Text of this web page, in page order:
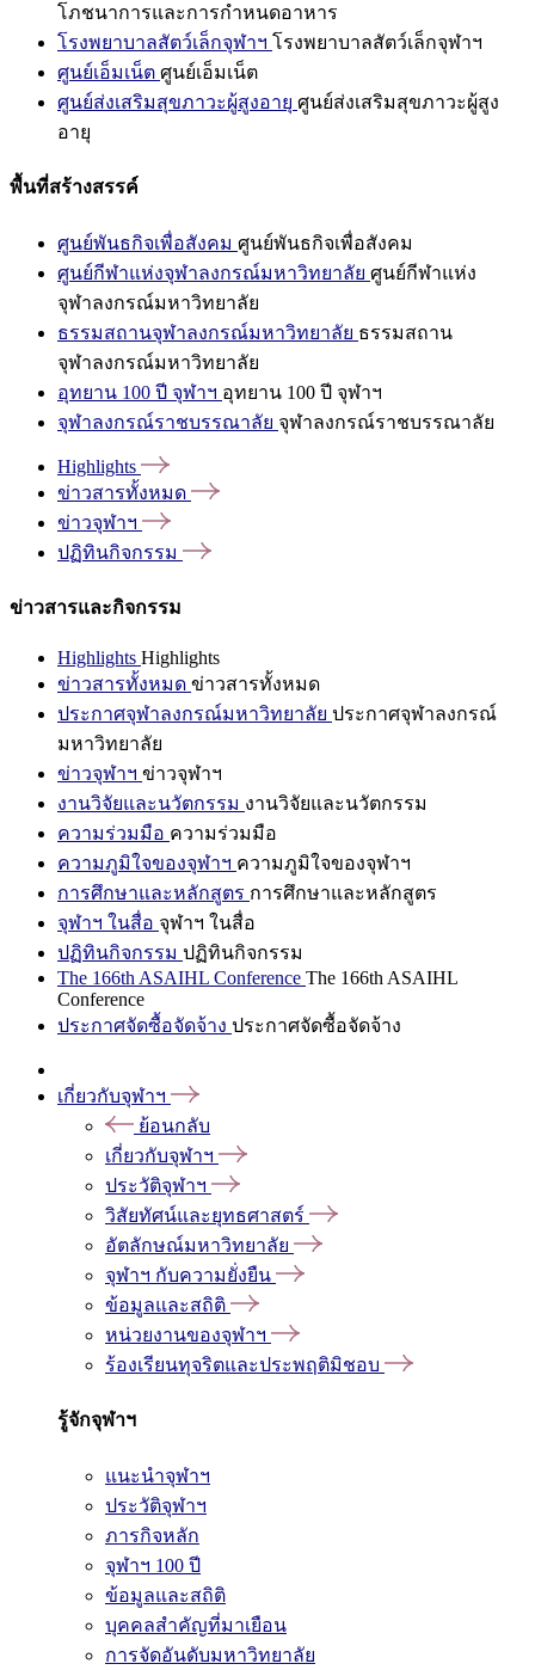
โภชนาการและการกำหนดอาหาร
โรงพยาบาลสัตว์เล็กจุฬาฯ โรงพยาบาลสัตว์เล็กจุฬาฯ
ศูนย์เอ็มเน็ต ศูนย์เอ็มเน็ต
ศูนย์ส่งเสริมสุขภาวะผู้สูงอายุ ศูนย์ส่งเสริมสุขภาวะผู้สูง
อายุ
พื้นที่สร้างสรรค์
ศูนย์พันธกิจเพื่อสังคม ศูนย์พันธกิจเพื่อสังคม
ศูนย์กีฬาแห่งจุฬาลงกรณ์มหาวิทยาลัย ศูนย์กีฬาแห่ง
จุฬาลงกรณ์มหาวิทยาลัย
ธรรมสถานจุฬาลงกรณ์มหาวิทยาลัย ธรรมสถาน
จุฬาลงกรณ์มหาวิทยาลัย
อุทยาน 100 ปี จุฬาฯ อุทยาน 100 ปี จุฬาฯ
จุฬาลงกรณ์ราชบรรณาลัย จุฬาลงกรณ์ราชบรรณาลัย
Highlights
ข่าวสารทั้งหมด
ข่าวจุฬาฯ
ปฏิทินกิจกรรม
ข่าวสารและกิจกรรม
Highlights Highlights
ข่าวสารทั้งหมด ข่าวสารทั้งหมด
ประกาศจุฬาลงกรณ์มหาวิทยาลัย ประกาศจุฬาลงกรณ์
มหาวิทยาลัย
ข่าวจุฬาฯ ข่าวจุฬาฯ
งานวิจัยและนวัตกรรม งานวิจัยและนวัตกรรม
ความร่วมมือ ความร่วมมือ
ความภูมิใจของจุฬาฯ ความภูมิใจของจุฬาฯ
การศึกษาและหลักสูตร การศึกษาและหลักสูตร
จุฬาฯ ในสื่อ จุฬาฯ ในสื่อ
ปฏิทินกิจกรรม ปฏิทินกิจกรรม
The 166th ASAIHL Conference The 166th ASAIHL
Conference
ประกาศจัดซื้อจัดจ้าง ประกาศจัดซื้อจัดจ้าง
เกี่ยวกับจุฬาฯ
ย้อนกลับ
เกี่ยวกับจุฬาฯ
ประวัติจุฬาฯ
วิสัยทัศน์และยุทธศาสตร์
อัตลักษณ์มหาวิทยาลัย
จุฬาฯ กับความยั่งยืน
ข้อมูลและสถิติ
หน่วยงานของจุฬาฯ
ร้องเรียนทุจริตและประพฤติมิชอบ
รู้จักจุฬาฯ
แนะนำจุฬาฯ
ประวัติจุฬาฯ
ภารกิจหลัก
จุฬาฯ 100 ปี
ข้อมูลและสถิติ
บุคคลสำคัญที่มาเยือน
การจัดอันดับมหาวิทยาลัย